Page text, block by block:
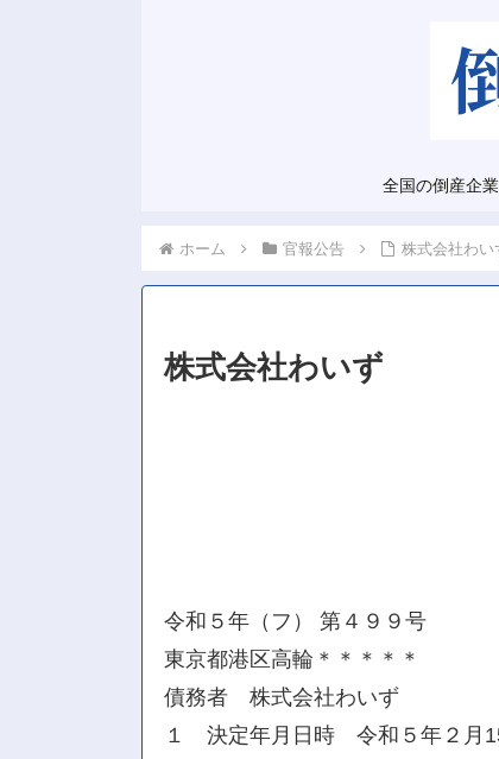
全国の倒産企
ホーム 官報公告 株式会社わい
株式会社わいず
令和５年（フ） 第４９９号
東京都港区高輪＊＊＊＊＊
債務者 株式会社わいず
１ 決定年月日時 令和５年２月